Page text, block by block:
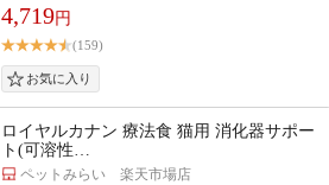
4,719円
(159)
ロイヤルカナン 療法食 猫用 消化器サポー
ト(可溶性…
ペットみらい 楽天市場店